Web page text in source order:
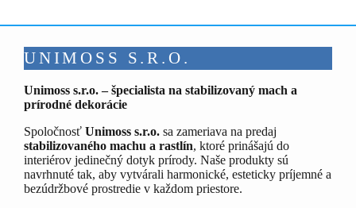
UNIMOSS S.R.O.
Unimoss s.r.o. – špecialista na stabilizovaný mach a
prírodné dekorácie
Spoločnosť Unimoss s.r.o. sa zameriava na predaj
stabilizovaného machu a rastlín, ktoré prinášajú do
interiérov jedinečný dotyk prírody. Naše produkty sú
navrhnuté tak, aby vytvárali harmonické, esteticky príjemné a
bezúdržbové prostredie v každom priestore.